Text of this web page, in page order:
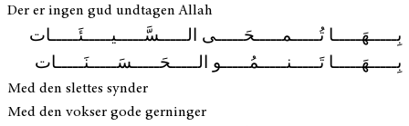
Der er ingen gud undtagen Allah
بِـــــهَـــــا تُـــــمـــــحَـــــى الـــــسَّـــــيـــــئَـــــات
بِـــــهَـــــا تَـــــنـــــمُـــــو الـــــحَـــــسَـــــنَـــــات
Med den slettes synder
Med den vokser gode gerninger